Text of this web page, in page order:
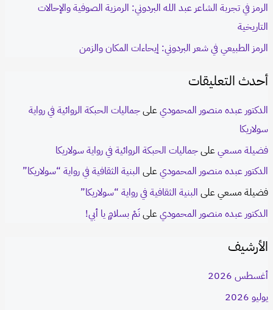
o
r
:
الرمز في تجربة الشاعر عبد الله البردوني: الرمزية الصوفية والإحالات
التاريخية
الرمز الطبيعي في شعر البردوني: إيحاءات المكان والزمن
أحدث التعليقات
الدكتور عبده منصور المحموديعلىجماليات الحبكة الروائية في رواية
سولاريكا
فضيلة مسعيعلىجماليات الحبكة الروائية في رواية سولاريكا
الدكتور عبده منصور المحموديعلى البنية الثقافية في رواية “سولاريكا”
فضيلة مسعيعلى البنية الثقافية في رواية “سولاريكا”
الدكتور عبده منصور المحموديعلىنَمْ بسلامٍ يا أبي!
الأرشيف
أغسطس 2026
يوليو 2026